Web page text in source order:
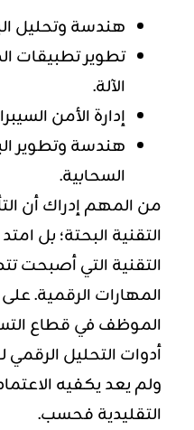
هندسة وتحليل
تطوير تطبيقات
الآلة.
إدارة الأمن
هندسة وتطوير
السحابية.
من المهم إدراك أن
التقنية البحتة؛ بل
التقنية التي أصبحت
المهارات الرقمية.
الموظف في قطاع
أدوات التحليل
ولم يعد يكفيه
التقليدية فحسب.